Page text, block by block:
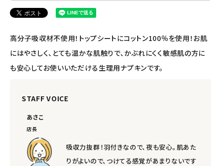
アルモニベルツ
コラム・スタッフのおすすめ
ご利用ガイド等
ようこそ ゲスト 様
ログイン
高分子吸収材不使用！トップシートにコットン100％を使用！お肌
にはやさしく、とても温かな肌触りで、かぶれにくく敏感肌の方に
も安心してお使いいただける生理用ナプキンです。
STAFF VOICE
あさこ
店長
吸収力抜群！羽付きなので、夜も安心。肌あた
りがよいので、つけてる感覚があまりないです